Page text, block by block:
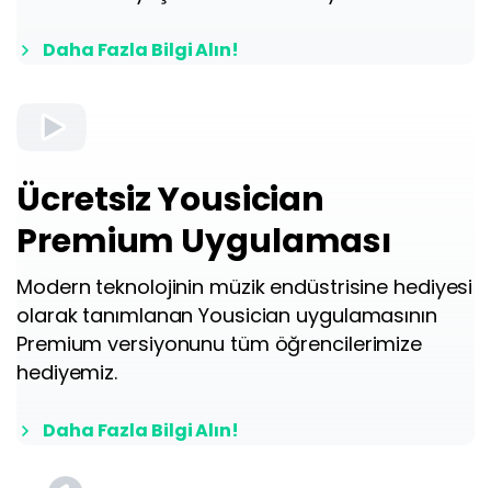
Daha Fazla Bilgi Alın!
Ücretsiz Yousician
Premium Uygulaması
Modern teknolojinin müzik endüstrisine hediyesi
olarak tanımlanan Yousician uygulamasının
Premium versiyonunu tüm öğrencilerimize
hediyemiz.
Daha Fazla Bilgi Alın!